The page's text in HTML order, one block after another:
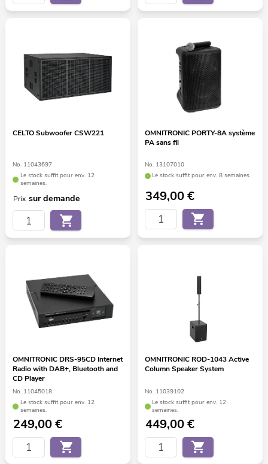
CELTO Subwoofer CSW221
No. 11043697
Le stock suffit pour env. 12
semaines.
Prix sur demande
OMNITRONIC PORTY-8A système
PA sans fil
No. 13107010
Le stock suffit pour env. 8 semaines.
349,00€
OMNITRONIC DRS-95CD Internet
Radio with DAB+, Bluetooth and
CD Player
No. 11045018
Le stock suffit pour env. 12
semaines.
249,00€
OMNITRONIC ROD-1043 Active
Column Speaker System
No. 11039102
Le stock suffit pour env. 12
semaines.
449,00€